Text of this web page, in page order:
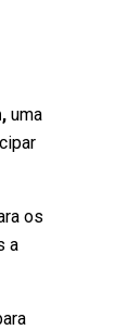
uma
os
a